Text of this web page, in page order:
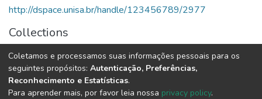
http://dspace.unisa.br/handle/123456789/2977
Collections
Medicina
Full item page
Coletamos e processamos suas informações pessoais para os
seguintes propósitos: Autenticação, Preferências,
Reconhecimento e Estatísticas.
Para aprender mais, por favor leia nossa privacy policy.